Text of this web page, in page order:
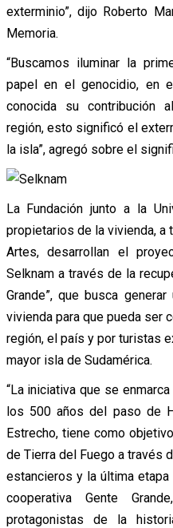
exterminio”, dijo Roberto
Memoria.
“Buscamos iluminar la
papel en el genocidio, en
conocida su contribución
región, esto significó el
la isla”, agregó sobre el
La Fundación junto a la
propietarios de la vivienda, a
Artes, desarrollan el
Selknam a través de la
Grande”, que busca
vivienda para que pueda ser
región, el país y por turistas
mayor isla de Sudamérica.
“La iniciativa que se
los 500 años del paso de
Estrecho, tiene como
de Tierra del Fuego a través
estancieros y la última
cooperativa Gente
protagonistas de la